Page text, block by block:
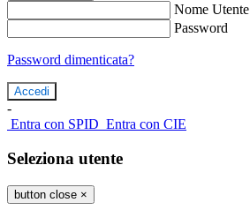
Nome Utente
Password
Password dimenticata?
-
Entra con SPID Entra con CIE
Seleziona utente
button close ×